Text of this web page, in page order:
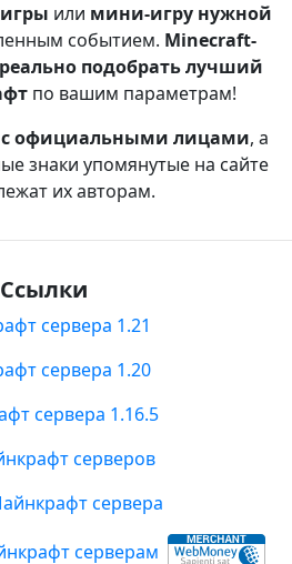
или мини-игру нужной
событием. Minecraft-
реально подобрать лучший
по вашим параметрам!
с официальными лицами, а
знаки упомянутые на сайте
их авторам.
Ссылки
сервера 1.21
сервера 1.20
сервера 1.16.5
серверов
сервера